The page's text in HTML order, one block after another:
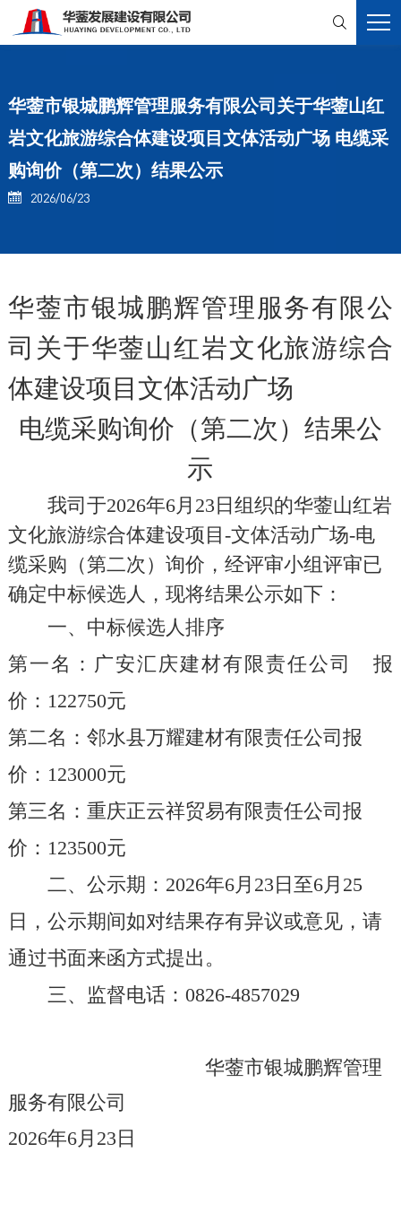

华蓥市银城鹏辉管理服务有限公司关于华蓥山红
岩文化旅游综合体建设项目文体活动广场 电缆采
购询价（第二次）结果公示
 2026/06/23
华蓥市银城鹏辉管理服务有限公
司关于华蓥山红岩文化旅游综合
体建设项目文体活动广场
电缆采购询价（第二次）结果公
示
我司于2026年6月 23日组织的华蓥山红岩
文化旅游综合体建设项目-文体活动广场-电
缆采购（第二次）询价 ，经评审小组评审已
确定中标候选人，现将结果公示如下：
一、中标候选人排序
第一名 ： 广安汇庆建材有限责任公司
报
价： 122750元
第二名： 邻水县万耀建材有限责任公司 报
价： 123000元
第三名： 重庆正云祥贸易有限责任公司 报
价： 123500元
二、公示期： 2026年6月 23日至6月 25
日 ，公示期间如对结果存有异议或意见，请
通过书面来函方式提出。
三、监督电话： 0826-4857029
华蓥市银城鹏辉管理
服务有限公司
2026年6月 23日